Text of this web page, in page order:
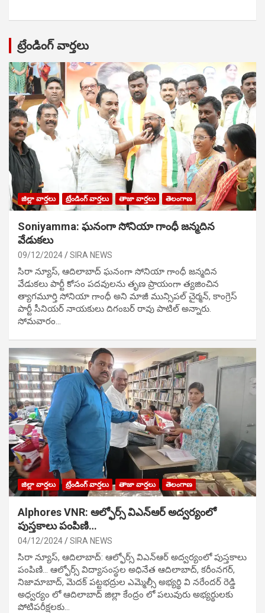
ట్రేండింగ్ వార్తలు
జిల్లా వార్తలు ట్రేండింగ్ వార్తలు తాజా వార్తలు తెలంగాణ
Soniyamma: ఘ‌నంగా సోనియా గాంధీ జ‌న్మ‌దిన
వేడుక‌లు
09/12/2024 SIRA NEWS
సిరా న్యూస్, ఆదిలాబాద్ ఘ‌నంగా సోనియా గాంధీ జ‌న్మ‌దిన
వేడుక‌లు పార్టీ కోసం ప‌ద‌వుల‌ను తృణ ప్రాయంగా త్య‌జించిన
త్యాగమూర్తి సోనియా గాంధీ అని మాజీ మున్సిప‌ల్ చైర్మ‌న్, కాంగ్రెస్
పార్టీ సీనియ‌ర్ నాయ‌కులు దిగంబ‌ర్ రావు పాటిల్ అన్నారు.
సోమవారం…
జిల్లా వార్తలు ట్రేండింగ్ వార్తలు తాజా వార్తలు తెలంగాణ
Alphores VNR: ఆల్ఫోర్స్ విఎన్ఆర్ అద్వర్యంలో
పుస్తకాలు పంపిణి…
04/12/2024 SIRA NEWS
సిరా న్యూస్, ఆదిలాబాద్: ఆల్ఫోర్స్ విఎన్ఆర్ అద్వర్యంలో పుస్తకాలు
పంపిణి… ఆల్ఫోర్స్ విద్యాసంస్థల అధినేత ఆదిలాబాద్, కరీంనగర్,
నిజామాబాద్, మెదక్ పట్టభద్రుల ఎమ్మెల్సీ అభ్యర్థి వి నరేందర్ రెడ్డి
అధ్వర్యం లో ఆదిలాబాద్ జిల్లా కేంద్రం లో పలువురు అభ్యర్థులకు
పోటిప‌రీక్ష‌ల‌కు…